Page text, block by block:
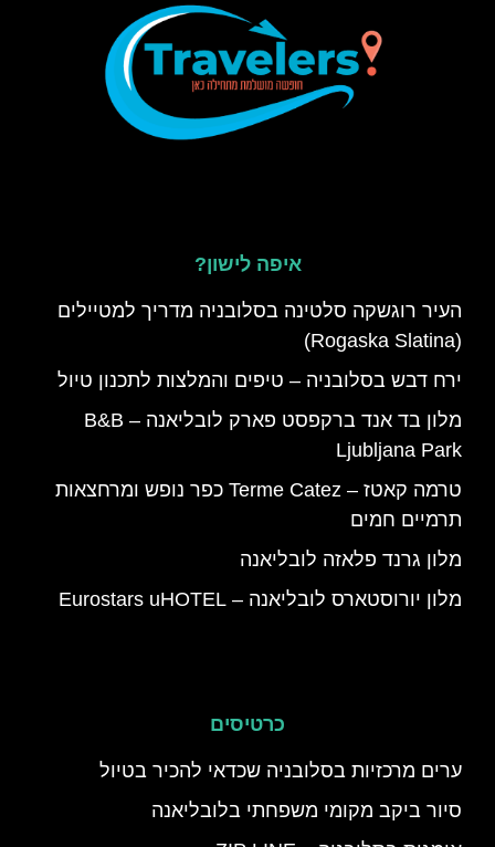
איפה לישון?
העיר רוגשקה סלטינה בסלובניה מדריך למטיילים
(Rogaska Slatina)
ירח דבש בסלובניה – טיפים והמלצות לתכנון טיול
מלון בד אנד ברקפסט פארק לובליאנה – B&B
Ljubljana Park
טרמה קאטז – Terme Catez כפר נופש ומרחצאות
תרמיים חמים
מלון גרנד פלאזה לובליאנה
מלון יורוסטארס לובליאנה – Eurostars uHOTEL
כרטיסים
ערים מרכזיות בסלובניה שכדאי להכיר בטיול
סיור ביקב מקומי משפחתי בלובליאנה